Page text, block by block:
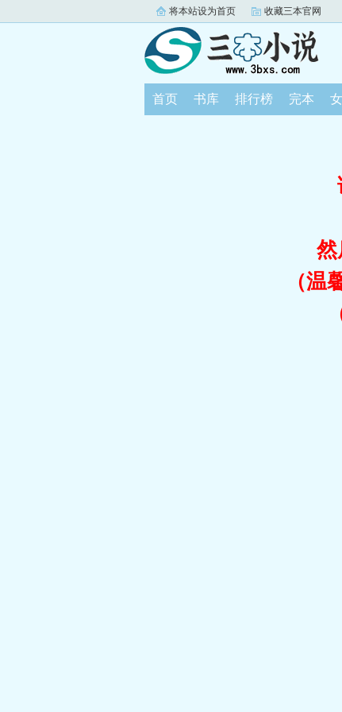
将本站设为首页 收藏三本官网
首页 书库 排行榜 完本
然
（温